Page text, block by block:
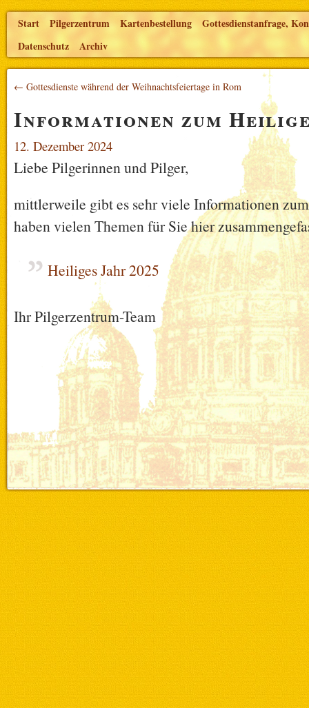
Start Pilgerzentrum Kartenbestellung
Gottesdienstanfrage,
Datenschutz
Archiv
← Gottesdienste während der Weihnachtsfeiertage in Rom
Informationen zum
12. Dezember 2024
Liebe Pilgerinnen und Pilger,
mittlerweile gibt es sehr viele Informationen
haben vielen Themen für Sie hier
Heiliges Jahr 2025
Ihr Pilgerzentrum-Team